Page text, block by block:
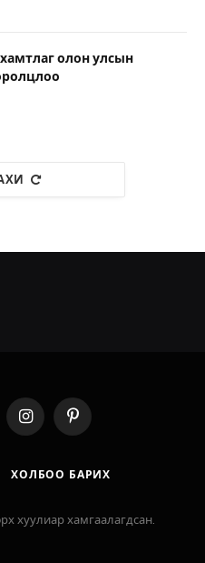
хамтлаг олон улсын
InstagramPinterest
ХОЛБОО БАРИХ
хуулиар хамгаалагдсан.